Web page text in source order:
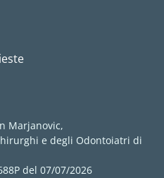
Marjanovic,
e degli Odontoiatri di
del 07/07/2026